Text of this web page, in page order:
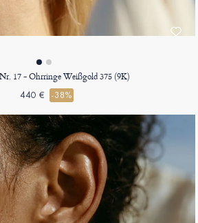
17 - Ohrringe Weißgold 375 (9K)
440 € -38%